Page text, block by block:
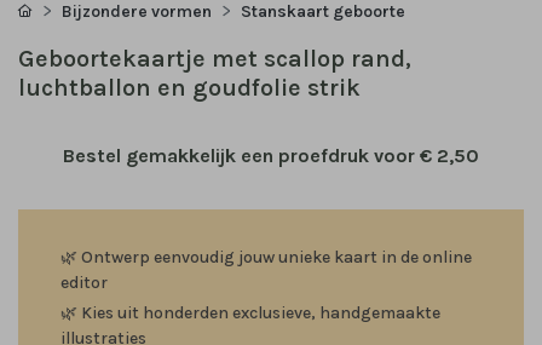
Bijzondere vormen Stanskaart geboorte
Geboortekaartje met scallop rand,
luchtballon en goudfolie strik
Bestel gemakkelijk een proefdruk voor € 2,50
🌿 Ontwerp eenvoudig jouw unieke kaart in de online
editor
🌿 Kies uit honderden exclusieve, handgemaakte
illustraties